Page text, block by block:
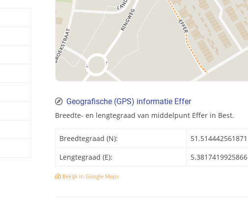
Geografische (GPS) informatie Effer
Breedte- en lengtegraad van middelpunt Effer in Best.
Breedtegraad (N):
51.514442561871
Lengtegraad (E):
5.3817419925866
Bekijk in Google Maps